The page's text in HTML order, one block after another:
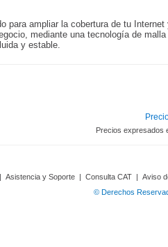
para ampliar la cobertura de tu
mediante una tecnología de
y estable.
Precios expresados
| Asistencia y Soporte | Consulta CAT | Aviso
© Derechos